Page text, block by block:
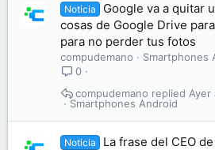
Noticia
Google va a quitar
cosas de Google Drive
para no perder tus fotos
compudemano
Smartphones
0
Smartphones Android
Ayer
compudemano
Noticia
La frase del CEO